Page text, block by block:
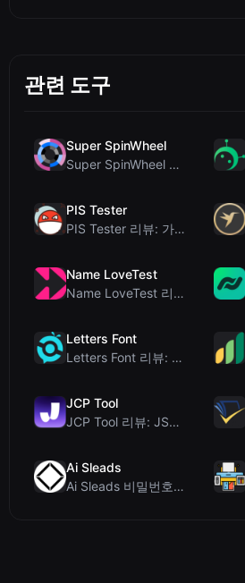
관련 도구
Super SpinWheel
Super SpinWheel 리뷰: 개인정보 보호 우선 무료 휠 스피너
PIS Tester
PIS Tester 리뷰: 가짜 친구를 색출하는 AI 없는 우정 퀴즈
Name LoveTest
Name LoveTest 리뷰: 공유 가능한 이미지를 갖춘 개인정보 보호 중심의 연애 궁합...
Letters Font
Letters Font 리뷰: 인스타그램 등에서 사용 가능한 무료 유니코드 글꼴 생성기
JCP Tool
JCP Tool 리뷰: JSON, CSV, YAML, XML을 위한 무료 클라이언트 측 데...
Ai Sleads
Ai Sleads 비밀번호 강도 검사기 리뷰: 제로 업로드, 실시간 엔트로피 분석